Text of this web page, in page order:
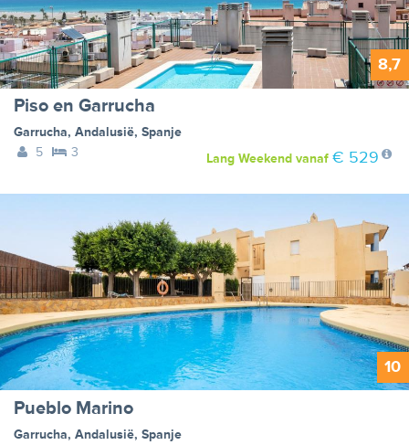
8,7
Piso en Garrucha
Garrucha, Andalusië, Spanje
5
3 Lang Weekendvanaf € 529
10
Pueblo Marino
Garrucha, Andalusië, Spanje